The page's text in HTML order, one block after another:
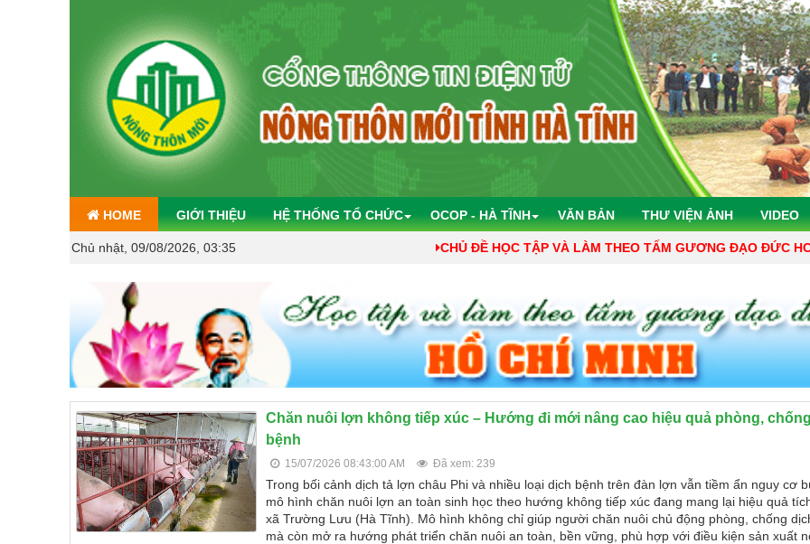
HOME GIỚI THIỆU HỆ THỐNG TỔ CHỨC OCOP - HÀ TĨNH VĂN BẢN THƯ VIỆN ẢNH VIDEO
Chủ nhật, 09/08/2026, 03:35 CHỦ ĐỀ HỌC TẬP VÀ LÀM THEO TẤM GƯƠNG ĐẠO ĐỨC HCM CỦA
Chăn nuôi lợn không tiếp xúc – Hướng đi mới nâng cao hiệu quả phòng,
bệnh
15/07/2026 08:43:00 AM Đã xem: 239
Trong bối cảnh dịch tả lợn châu Phi và nhiều loại dịch bệnh trên đàn lợn vẫn tiềm ẩn nguy cơ
mô hình chăn nuôi lợn an toàn sinh học theo hướng không tiếp xúc đang mang lại hiệu quả
xã Trường Lưu (Hà Tĩnh). Mô hình không chỉ giúp người chăn nuôi chủ động phòng, chống
mà còn mở ra hướng phát triển chăn nuôi an toàn, bền vững, phù hợp với điều kiện sản xuất